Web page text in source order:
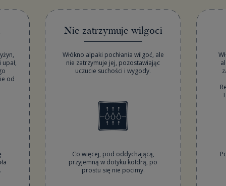
od
Nie zatrzymuje wilgoci
Włókno alpaki pochłania wilgoć, ale
nie zatrzymuje jej, pozostawiając
uczucie suchości i wygody.
Co więcej, pod oddychającą,
przyjemną w dotyku kołdrą, po
prostu się nie pocimy.